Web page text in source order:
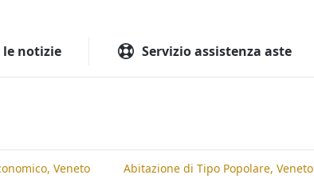
le notizie Servizio assistenza aste
Veneto Abitazione di Tipo Popolare, Veneto